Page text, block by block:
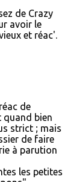
de Crazy
avoir le
et réac'.
de
quand bien
strict ; mais
de faire
à parution
les petites